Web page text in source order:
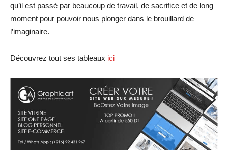
qu’il est passé par beaucoup de travail, de sacrifice et de long
moment pour pouvoir nous plonger dans le brouillard de
l’imaginaire.
Découvrez tout ses tableaux ici